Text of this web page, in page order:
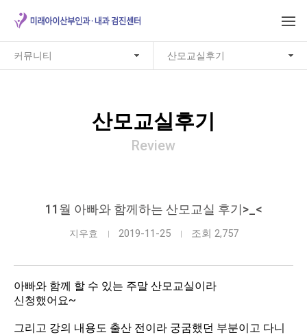
커뮤니티 산모교실후기
산모교실후기
Review
11월 아빠와 함께하는 산모교실 후기>_<
지우효 2019-11-25 조회 2,757
아빠와 함께 할 수 있는 주말 산모교실이라
신청했어요~
그리고 강의 내용도 출산 전이라 궁굼했던 부분이고 다니